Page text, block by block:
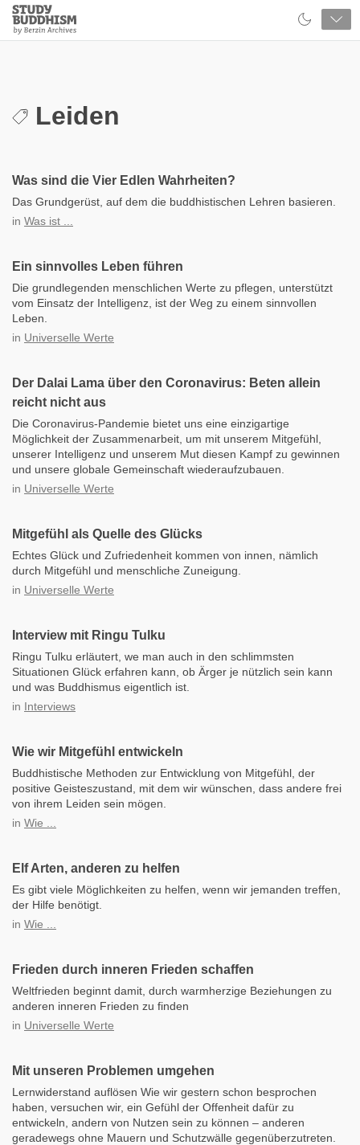
Close
Study
Buddhism
Leiden
Was sind die Vier Edlen Wahrheiten?
Das Grundgerüst, auf dem die buddhistischen Lehren basieren.
in Was ist ...
Ein sinnvolles Leben führen
Die grundlegenden menschlichen Werte zu pflegen, unterstützt
vom Einsatz der Intelligenz, ist der Weg zu einem sinnvollen
Leben.
in Universelle Werte
Der Dalai Lama über den Coronavirus: Beten allein
reicht nicht aus
Die Coronavirus-Pandemie bietet uns eine einzigartige
Möglichkeit der Zusammenarbeit, um mit unserem Mitgefühl,
unserer Intelligenz und unserem Mut diesen Kampf zu gewinnen
und unsere globale Gemeinschaft wiederaufzubauen.
in Universelle Werte
Mitgefühl als Quelle des Glücks
Echtes Glück und Zufriedenheit kommen von innen, nämlich
durch Mitgefühl und menschliche Zuneigung.
in Universelle Werte
Interview mit Ringu Tulku
Ringu Tulku erläutert, we man auch in den schlimmsten
Situationen Glück erfahren kann, ob Ärger je nützlich sein kann
und was Buddhismus eigentlich ist.
in Interviews
Wie wir Mitgefühl entwickeln
Buddhistische Methoden zur Entwicklung von Mitgefühl, der
positive Geisteszustand, mit dem wir wünschen, dass andere frei
von ihrem Leiden sein mögen.
in Wie ...
Elf Arten, anderen zu helfen
Es gibt viele Möglichkeiten zu helfen, wenn wir jemanden treffen,
der Hilfe benötigt.
in Wie ...
Frieden durch inneren Frieden schaffen
Weltfrieden beginnt damit, durch warmherzige Beziehungen zu
anderen inneren Frieden zu finden
in Universelle Werte
Mit unseren Problemen umgehen
Lernwiderstand auflösen Wie wir gestern schon besprochen
haben, versuchen wir, ein Gefühl der Offenheit dafür zu
entwickeln, andern von Nutzen sein zu können – anderen
geradewegs ohne Mauern und Schutzwälle gegenüberzutreten.